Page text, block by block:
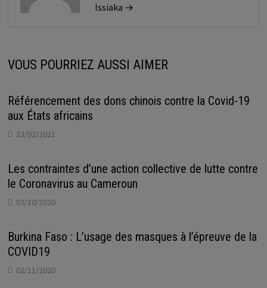
Issiaka →
VOUS POURRIEZ AUSSI AIMER
Référencement des dons chinois contre la Covid-19
aux États africains
23/02/2021
Les contraintes d’une action collective de lutte contre
le Coronavirus au Cameroun
02/10/2020
Burkina Faso : L’usage des masques à l’épreuve de la
COVID19
02/11/2020